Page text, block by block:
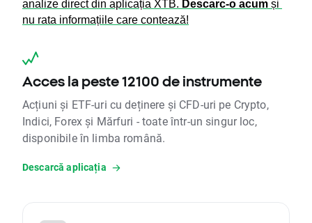
analize direct din aplicația XTB. Descarc-o acum și
nu rata informațiile care contează!
Acces la peste 12100 de instrumente
Acțiuni și ETF-uri cu deținere și CFD-uri pe Crypto,
Indici, Forex și Mărfuri - toate într-un singur loc,
disponibile în limba română.
Descarcă aplicația